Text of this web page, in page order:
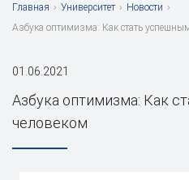
Главная › Университет › Новости ›
Азбука оптимизма: Как стать
01.06.2021
Азбука оптимизма: Как
человеком